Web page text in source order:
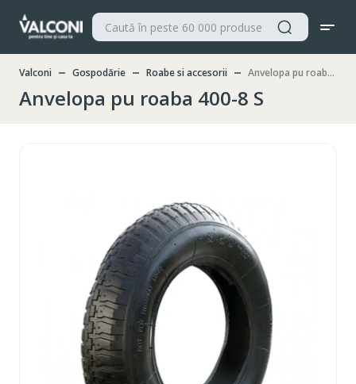
Valconi Gospodărie Roabe si accesorii Anvelopa pu roaba 400-8 S
Anvelopa pu roaba 400-8 S